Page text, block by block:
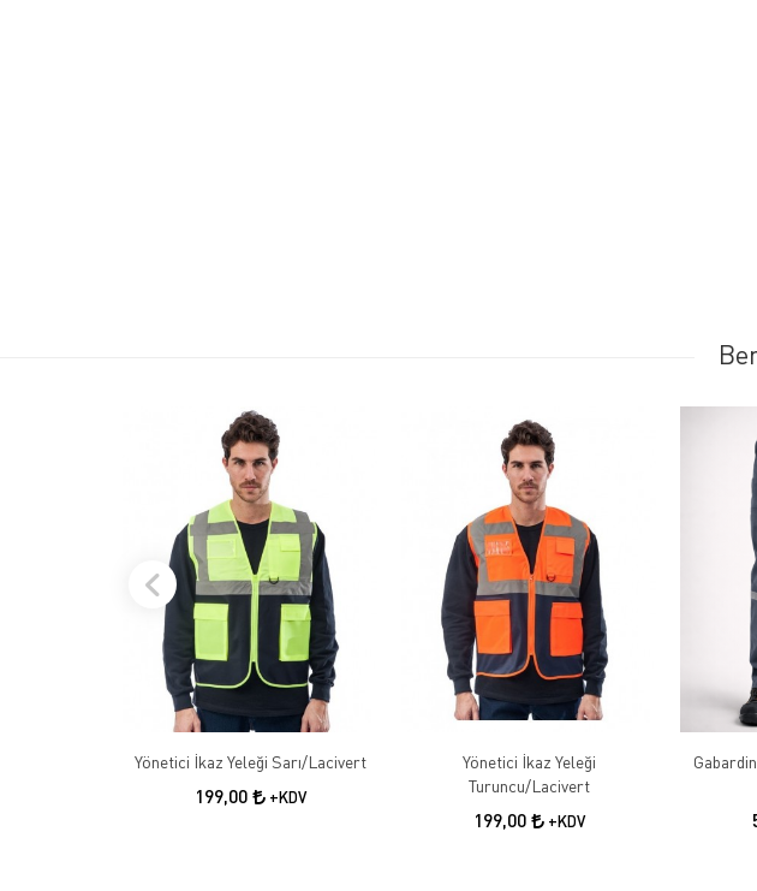
Yönetici İkaz Yeleği Sarı/Lacivert
199,00 +KDV
Yönetici İkaz Yeleği
Turuncu/Lacivert
199,00 +KDV